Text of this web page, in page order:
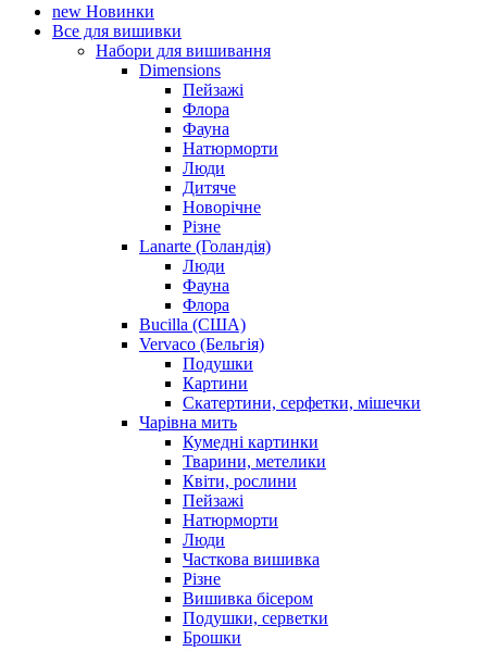
new Новинки
Все для вишивки
Набори для вишивання
Dimensions
Пейзажі
Флора
Фауна
Натюрморти
Люди
Дитяче
Новорічне
Різне
Lanarte (Голандія)
Люди
Фауна
Флора
Bucilla (США)
Vervaco (Бельгія)
Подушки
Картини
Скатертини, серфетки, мішечки
Чарiвна мить
Кумедні картинки
Тварини, метелики
Квіти, рослини
Пейзажі
Натюрморти
Люди
Часткова вишивка
Різне
Вишивка бісером
Подушки, серветки
Брошки